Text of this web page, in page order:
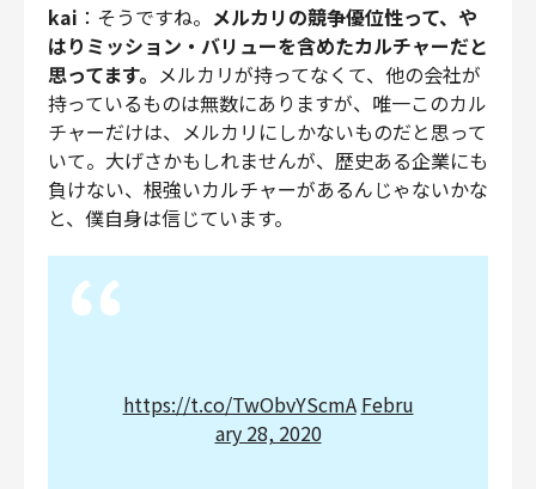
kai ：そうですね。 メルカリの競争優位性って、や
はりミッション・バリューを含めたカルチャーだと
思ってます。 メルカリが持ってなくて、他の会社が
持っているものは無数にありますが、唯一このカル
チャーだけは、メルカリにしかないものだと思って
いて。大げさかもしれませんが、歴史ある企業にも
負けない、根強いカルチャーがあるんじゃないかな
と、僕自身は信じています。
https://t.co/TwObvYScmA Febru
ary 28, 2020